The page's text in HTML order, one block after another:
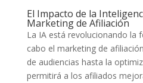
El Impacto de la
Marketing de Afiliación
La IA está revolucionando la
cabo el marketing de
de audiencias hasta la
permitirá a los afiliados